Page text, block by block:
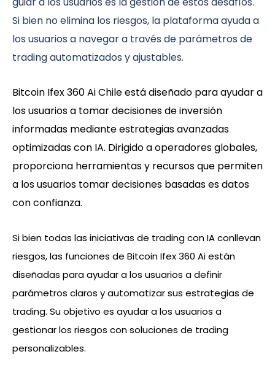
Si bien no elimina los riesgos, la plataforma ayuda a
los usuarios a navegar a través de parámetros de
trading automatizados y ajustables.
Bitcoin Ifex 360 Ai Chile está diseñado para ayudar a
los usuarios a tomar decisiones de inversión
informadas mediante estrategias avanzadas
optimizadas con IA. Dirigido a operadores globales,
proporciona herramientas y recursos que permiten
a los usuarios tomar decisiones basadas es datos
con confianza.
Si bien todas las iniciativas de trading con IA conllevan
riesgos, las funciones de Bitcoin Ifex 360 Ai están
diseñadas para ayudar a los usuarios a definir
parámetros claros y automatizar sus estrategias de
trading. Su objetivo es ayudar a los usuarios a
gestionar los riesgos con soluciones de trading
personalizables.